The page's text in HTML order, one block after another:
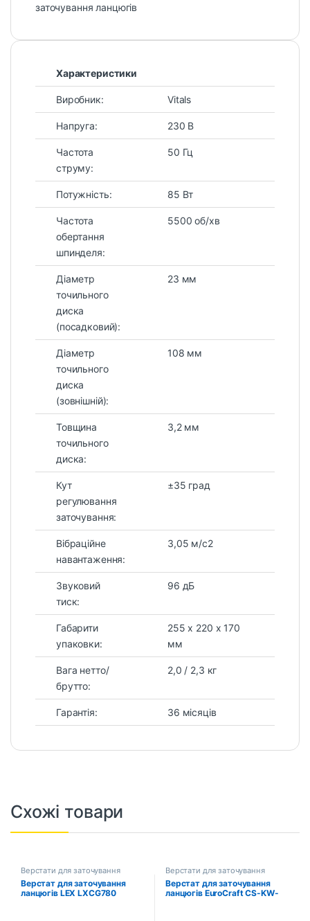
заточування ланцюгів
Характеристики
Виробник: Vitals
Напруга: 230 В
Частота
струму:
50 Гц
Потужність: 85 Вт
Частота
обертання
шпинделя:
5500 об/хв
Діаметр
точильного
диска
(посадковий):
23 мм
Діаметр
точильного
диска
(зовнішній):
108 мм
Товщина
точильного
диска:
3,2 мм
Кут
регулювання
заточування:
±35 град
Вібраційне
навантаження:
3,05 м/c2
Звуковий
тиск:
96 дБ
Габарити
упаковки:
255 х 220 х 170
мм
Вага нетто/
брутто:
2,0 / 2,3 кг
Гарантія: 36 місяців
Схожі товари
Верстати для заточування
ланцюгів
Верстат для заточування
ланцюгів LEX LXCG780
Верстати для заточування
ланцюгів
Верстат для заточування
ланцюгів EuroCraft CS-KW-